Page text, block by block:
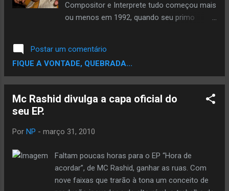
Compositor e Interprete tudo começou mais
ou menos em 1992, quando seu primo
(Primeiro Ato) Pelo Grupo Pavilhão 9. Alan
tinha apenas 9 anos não entendia muita as
letras mais se identificou com as batidas e
Rap no Vale do Anhangabaú. Alguns anos
irmão Alex junto com colegas do bairro
Cadeia. Foi ai que se envolveu mais com a
cultura. Vendo o irmão ensaiando
escrevendo as letras, foi se aprimorando
Postar um comentário
FIQUE A VONTADE, QUEBRADA...
Mc Rashid divulga a capa oficial do
seu EP.
Por NP - março 31, 2010
Faltam poucas horas para o EP “Hora de
acordar”, de MC Rashid, ganhar as ruas. Com
nove faixas que trarão à tona um conceito de